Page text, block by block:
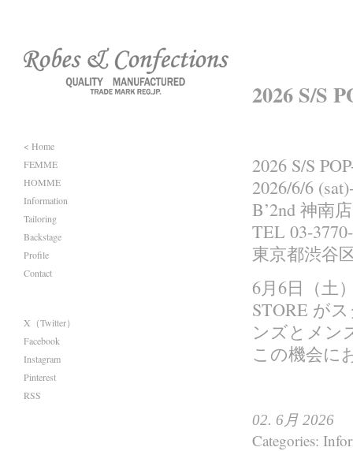
< Home
FEMME
HOMME
Information
Tailoring
Backstage
Profile
Contact
X（Twitter）
Facebook
Instagram
Pinterest
RSS
2026 S/S
2026 S/S
2026/6/6
B’2nd 神南店
TEL 03-
東京都渋谷
6月6日（土
STORE が
ンズとメン
この機会に
02. 6月 2026
Categories: